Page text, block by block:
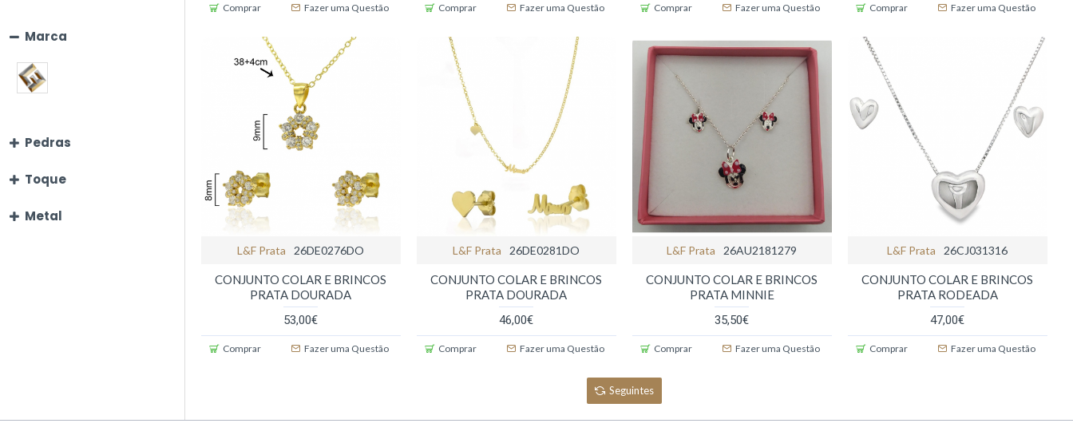
Marca
Pedras
Toque
Metal
Comprar Fazer uma Questão Comprar Fazer uma Questão Comprar Fazer uma Questão Comprar Fazer uma Questão
L&f Prata 26DE0276DO
CONJUNTO COLAR E BRINCOS
PRATA DOURADA
53,00€
Comprar Fazer uma Questão
L&f Prata 26DE0281DO
CONJUNTO COLAR E BRINCOS
PRATA DOURADA
46,00€
Comprar Fazer uma Questão
L&f Prata 26AU2181279
CONJUNTO COLAR E BRINCOS
PRATA MINNIE
35,50€
Comprar Fazer uma Questão
L&f Prata 26CJ031316
CONJUNTO COLAR E BRINCOS
PRATA RODEADA
47,00€
Comprar Fazer uma Questão
Seguintes